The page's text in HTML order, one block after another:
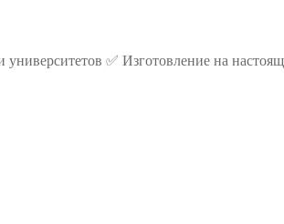
✅ Изготовление на